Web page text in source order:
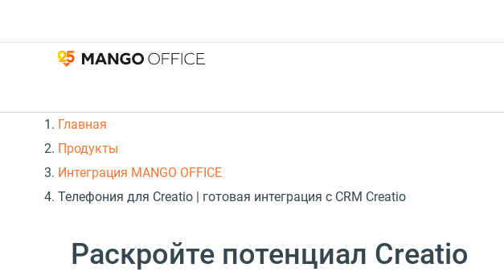
Главная
Продукты
Интеграция MANGO OFFICE
Телефония для Creatio | готовая интеграция с CRM Creatio
Раскройте потенциал Creatio